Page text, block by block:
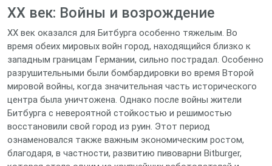
XX век: Войны и возрождение
XX век оказался для Битбурга особенно тяжелым. Во
время обеих мировых войн город, находящийся близко к
западным границам Германии, сильно пострадал. Особенно
разрушительными были бомбардировки во время Второй
мировой войны, когда значительная часть исторического
центра была уничтожена. Однако после войны жители
Битбурга с невероятной стойкостью и решимостью
восстановили свой город из руин. Этот период
ознаменовался также важным экономическим ростом,
благодаря, в частности, развитию пивоварни Bitburger,